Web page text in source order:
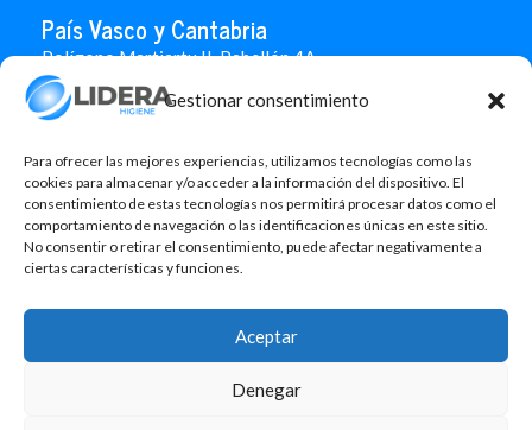
Gestionar consentimiento
Para ofrecer las mejores experiencias, utilizamos tecnologías como las
cookies para almacenar y/o acceder a la información del dispositivo. El
consentimiento de estas tecnologías nos permitirá procesar datos como el
comportamiento de navegación o las identificaciones únicas en este sitio.
No consentir o retirar el consentimiento, puede afectar negativamente a
ciertas características y funciones.
Aceptar
Denegar
País Vasco y Cantabria
Polígono Martiartu II. Pabellón 4A
48480 Arrigorriaga
Bizkaia
666 451 184
info.paisvasco@liderahigiene.com
Linked In